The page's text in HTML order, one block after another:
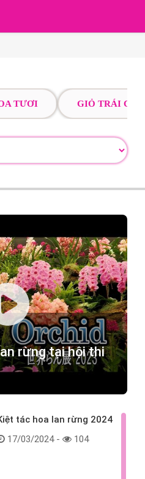
TƯƠI GIỎ TRÁI CÂY
rừng tại hội thi
tác hoa lan rừng 2024
17/03/2024 -
104